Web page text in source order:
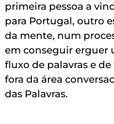
primeira pessoa a
para Portugal, outro
da mente, num
em conseguir erguer
fluxo de palavras e
fora da área
das Palavras.